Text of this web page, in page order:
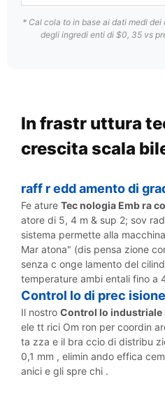
* Cal cola to in base ai dati medi
degli ingredi enti di $0, 35 vs
In frastr uttura
crescita scala
raff r edd amento di
Fe ature Tec nologia Emb ra
atore di 5, 4 m & sup 2; sov
sistema permette alla
Mar atona" (dis pensa zione
senza c onge lamento del
temperature ambi entali fino a
Control lo di prec
Il nostro Control lo industriale
ele tt rici Om ron per coordin
ta zza e il bra ccio di distribu
0,1 mm , elimin ando effica
anici e gli spre chi .